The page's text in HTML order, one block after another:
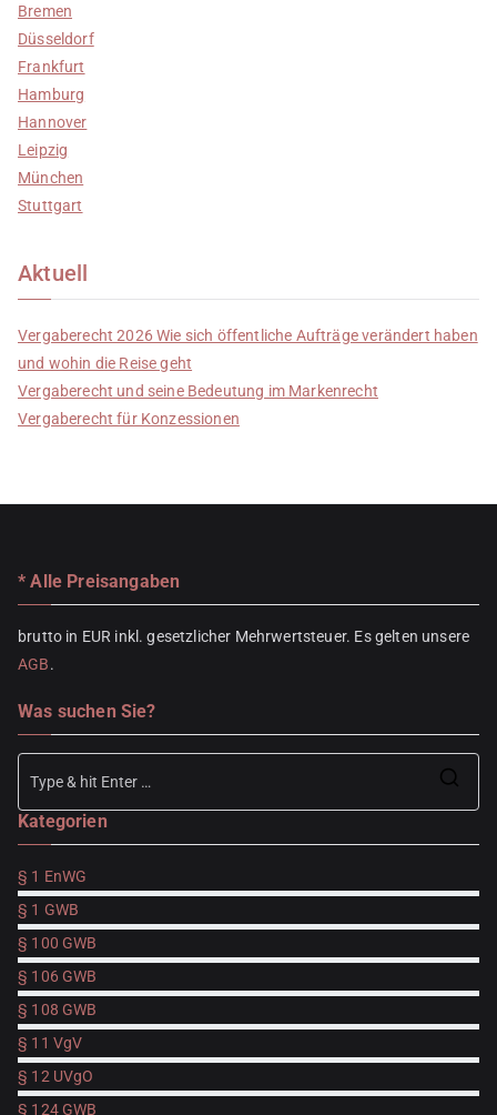
Bremen
Düsseldorf
Frankfurt
Hamburg
Hannover
Leipzig
München
Stuttgart
Aktuell
Vergaberecht 2026 Wie sich öffentliche Aufträge verändert haben
und wohin die Reise geht
Vergaberecht und seine Bedeutung im Markenrecht
Vergaberecht für Konzessionen
* Alle Preisangaben
brutto in EUR inkl. gesetzlicher Mehrwertsteuer. Es gelten unsere
AGB.
Was suchen Sie?
Kategorien
§ 1 EnWG
§ 1 GWB
§ 100 GWB
§ 106 GWB
§ 108 GWB
§ 11 VgV
§ 12 UVgO
§ 124 GWB